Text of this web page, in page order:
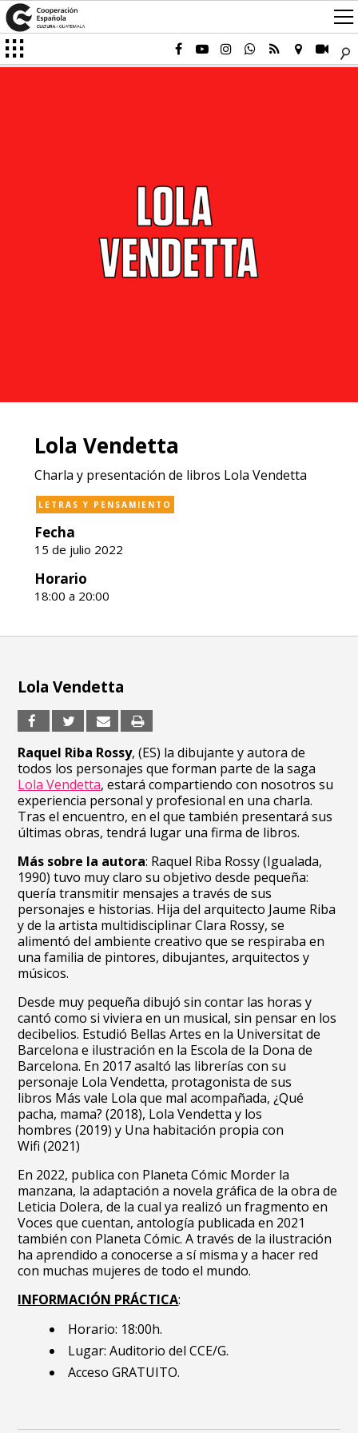
Lola Vendetta
Charla y presentación de libros Lola Vendetta
LETRAS Y PENSAMIENTO
Fecha
15 de julio 2022
Horario
18:00 a 20:00
Lola Vendetta
Raquel Riba Rossy, (ES) la dibujante y autora de
todos los personajes que forman parte de la saga
Lola Vendetta, estará compartiendo con nosotros su
experiencia personal y profesional en una charla.
Tras el encuentro, en el que también presentará sus
últimas obras, tendrá lugar una firma de libros.
Más sobre la autora: Raquel Riba Rossy (Igualada,
1990) tuvo muy claro su objetivo desde pequeña:
quería transmitir mensajes a través de sus
personajes e historias. Hija del arquitecto Jaume Riba
y de la artista multidisciplinar Clara Rossy, se
alimentó del ambiente creativo que se respiraba en
una familia de pintores, dibujantes, arquitectos y
músicos.
Desde muy pequeña dibujó sin contar las horas y
cantó como si viviera en un musical, sin pensar en los
decibelios. Estudió Bellas Artes en la Universitat de
Barcelona e ilustración en la Escola de la Dona de
Barcelona. En 2017 asaltó las librerías con su
personaje Lola Vendetta, protagonista de sus
libros Más vale Lola que mal acompañada, ¿Qué
pacha, mama? (2018), Lola Vendetta y los
hombres (2019) y Una habitación propia con
Wifi (2021)
En 2022, publica con Planeta Cómic Morder la
manzana, la adaptación a novela gráfica de la obra de
Leticia Dolera, de la cual ya realizó un fragmento en
Voces que cuentan, antología publicada en 2021
también con Planeta Cómic. A través de la ilustración
ha aprendido a conocerse a sí misma y a hacer red
con muchas mujeres de todo el mundo.
INFORMACIÓN PRÁCTICA:
Horario: 18:00h.
Lugar: Auditorio del CCE/G.
Acceso GRATUITO.